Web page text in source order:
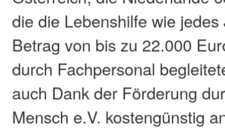
die die Lebenshilfe wie
Betrag von bis zu 22.000
durch Fachpersonal
auch Dank der Förderung
Mensch e.V. kostengünstig